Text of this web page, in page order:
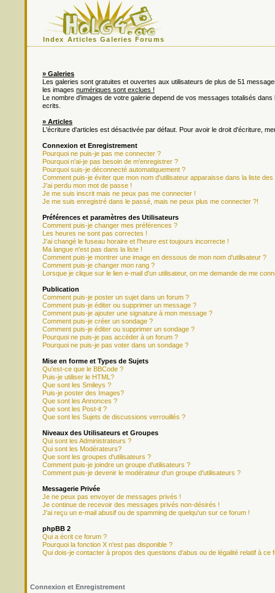
Index Articles Galeries Forums
» Galeries
Les galeries sont gratuites et ouvertes aux utilisateurs de plus de 51
les images numériques sont exclues !
Le nombre d'images de votre galerie depend de vos messages totalisés
ecrits.
» Articles
L'écriture d'articles est désactivée par défaut. Pour avoir le droit d'écriture,
Connexion et Enregistrement
Pourquoi ne puis-je pas me connecter ?
Pourquoi n'ai-je pas besoin de m'enregistrer ?
Pourquoi suis-je déconnecté automatiquement ?
Comment puis-je éviter que mon nom d'utilisateur apparaisse dans la liste
J'ai perdu mon mot de passe !
Je me suis inscrit mais ne peux pas me connecter !
Je me suis enregistré dans le passé, mais ne peux plus me connecter ?!
Préférences et paramètres des Utilisateurs
Comment puis-je changer mes préférences ?
Les heures ne sont pas correctes !
J'ai changé le fuseau horaire et l'heure est toujours incorrecte !
Ma langue n'est pas dans la liste !
Comment puis-je montrer une image en dessous de mon nom d'utilisateur ?
Comment puis-je changer mon rang ?
Lorsque je clique sur le lien e-mail d'un utilisateur, on me demande de me
Publication
Comment puis-je poster un sujet dans un forum ?
Comment puis-je éditer ou supprimer un message ?
Comment puis-je ajouter une signature à mon message ?
Comment puis-je créer un sondage ?
Comment puis-je éditer ou supprimer un sondage ?
Pourquoi ne puis-je pas accéder à un forum ?
Pourquoi ne puis-je pas voter dans un sondage ?
Mise en forme et Types de Sujets
Qu'est-ce que le BBCode ?
Puis-je utiliser le HTML?
Que sont les Smileys ?
Puis-je poster des Images?
Que sont les Annonces ?
Que sont les Post-it ?
Que sont les Sujets de discussions verrouillés ?
Niveaux des Utilisateurs et Groupes
Qui sont les Administrateurs ?
Qui sont les Modérateurs?
Que sont les groupes d'utilisateurs ?
Comment puis-je joindre un groupe d'utilisateurs ?
Comment puis-je devenir le modérateur d'un groupe d'utilisateurs ?
Messagerie Privée
Je ne peux pas envoyer de messages privés !
Je continue de recevoir des messages privés non-désirés !
J'ai reçu un e-mail abusif ou de spamming de quelqu'un sur ce forum !
phpBB 2
Qui a écrit ce forum ?
Pourquoi la fonction X n'est pas disponible ?
Qui dois-je contacter à propos des questions d'abus ou de légalité relatif à ce
Connexion et Enregistrement